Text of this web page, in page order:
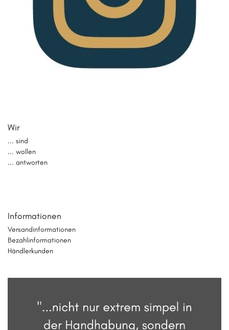
Wir
... sind
... wollen
... antworten
Informationen
Versandinformationen
Bezahlinformationen
Händlerkunden